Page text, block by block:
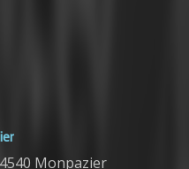
Monpazier